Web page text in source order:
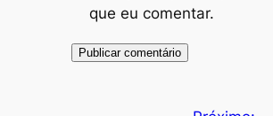
que eu comentar.